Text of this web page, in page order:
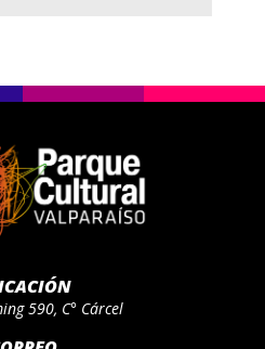
590, C° Cárcel